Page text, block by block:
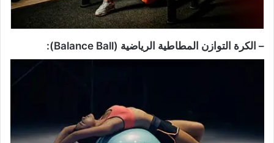
– الكرة التوازن المطاطية الرياضية (Balance Ball):